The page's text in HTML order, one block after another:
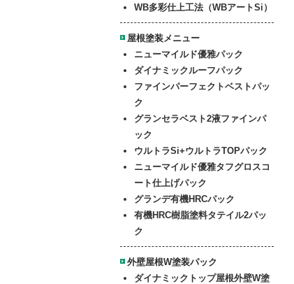
WB多彩仕上工法（WBアートSi）
屋根塗装メニュー
ニューマイルド優雅パック
ダイナミックルーフパック
ファインパーフェクトベストパッ
ク
グランセラベスト2液ファインパ
ック
ウルトラSi+ウルトラTOPパック
ニューマイルド優雅タフグロスコ
ート仕上げパック
グランデ有機HRCパック
有機HRC樹脂塗料タテイル2パッ
ク
外壁屋根W塗装パック
ダイナミックトップ屋根外壁W塗